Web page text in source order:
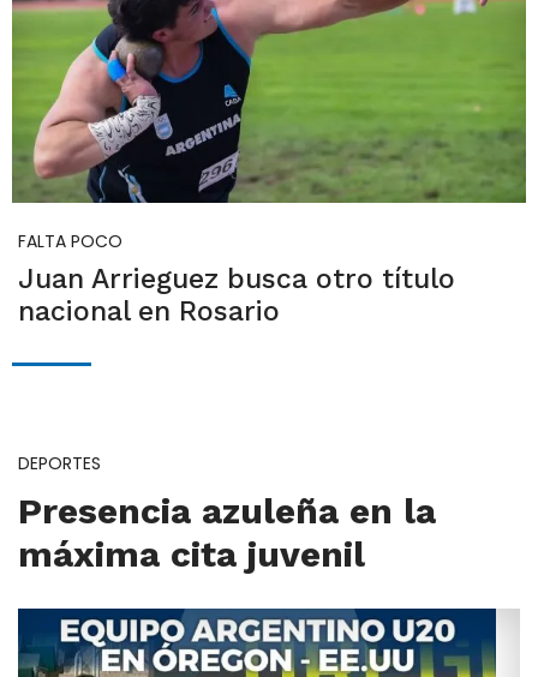
FALTA POCO
Juan Arrieguez busca otro título
nacional en Rosario
DEPORTES
Presencia azuleña en la
máxima cita juvenil